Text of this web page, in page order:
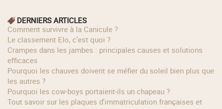
DERNIERS ARTICLES
Comment survivre à la Canicule ?
Le classement Elo, c’est quoi ?
Crampes dans les jambes : principales causes et solutions
efficaces
Pourquoi les chauves doivent se méfier du soleil bien plus que
les autres ?
Pourquoi les cow‑boys portaient‑ils un chapeau ?
Tout savoir sur les plaques d'immatriculation françaises et